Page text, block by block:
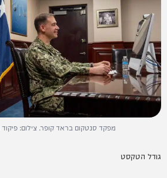
מפקד סנטקום בראד קופר. צילום:
גודל הטקסט